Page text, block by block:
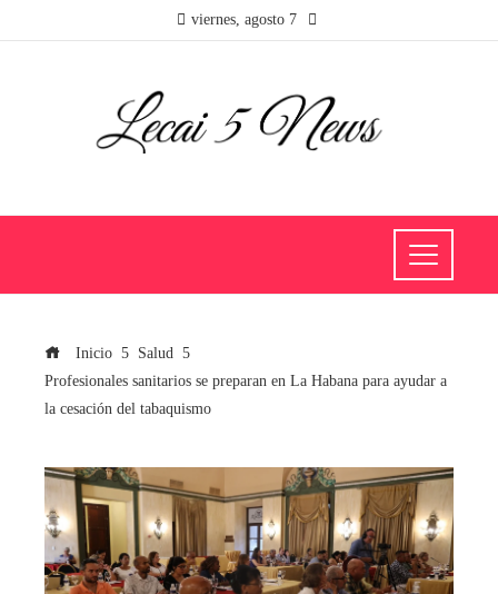
viernes, agosto 7
Inicio
Salud
Profesionales sanitarios se preparan en La Habana para ayudar a
la cesación del tabaquismo